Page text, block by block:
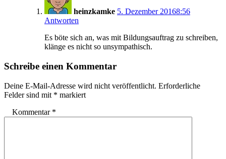
heinzkamke 5. Dezember 20168:56
Antworten
Es böte sich an, was mit Bildungsauftrag zu schreiben,
klänge es nicht so unsympathisch.
Schreibe einen Kommentar
Deine E-Mail-Adresse wird nicht veröffentlicht. Erforderliche
Felder sind mit * markiert
Kommentar *